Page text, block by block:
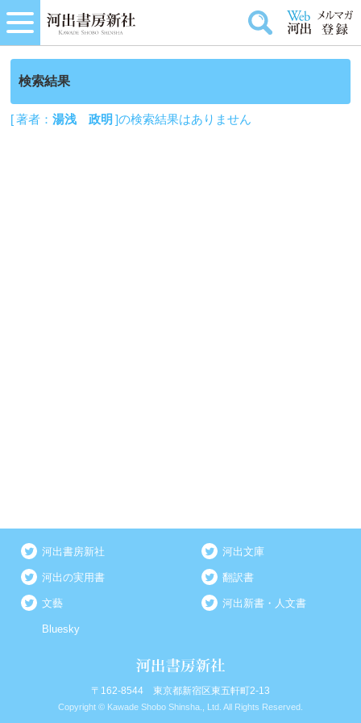
検索結果
[ 著者：湯浅 政明 ]の検索結果はありません
河出書房新社 河出文庫
河出の実用書 翻訳書
文藝 河出新書・人文書
Bluesky
〒162-8544 東京都新宿区東五軒町2-13
Copyright © Kawade Shobo Shinsha., Ltd. All Rights Reserved.